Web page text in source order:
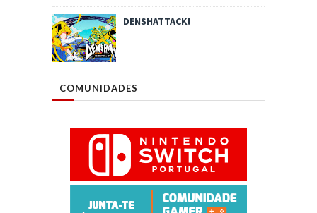
DENSHATTACK!
COMUNIDADES